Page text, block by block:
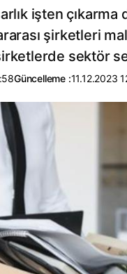
işten çıkarma
şirketleri
sektör
Güncelleme :11.12.2023